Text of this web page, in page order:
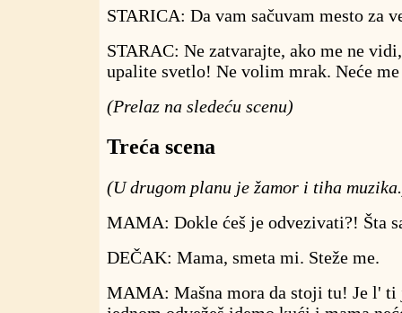
STARICA: Da vam sačuvam mesto za
STARAC: Ne zatvarajte, ako me ne
upalite svetlo! Ne volim mrak. Neće
(Prelaz na sledeću scenu)
Treća scena
(U drugom planu je žamor i tiha
MAMA: Dokle ćeš je odvezivati?! Šta
DEČAK: Mama, smeta mi. Steže me.
MAMA: Mašna mora da stoji tu! Je l' ti